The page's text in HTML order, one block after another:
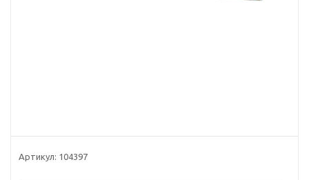
Артикул: 104397